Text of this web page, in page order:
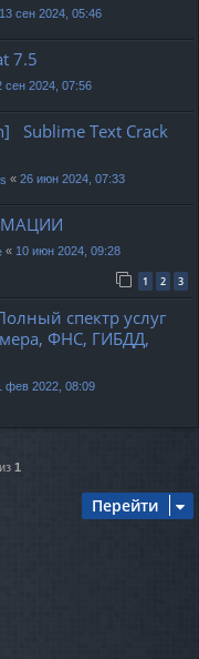
13 сен 2024, 05:46
7.5
сен 2024, 07:56
Sublime Text Crack
« 26 июн 2024, 07:33
« 10 июн 2024, 09:28
1 2 3
спектр услуг
ФНС, ГИБДД,
фев 2022, 08:09
из 1
Перейти